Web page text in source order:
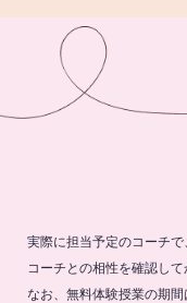
実際に担当予定のコーチで
コーチとの相性を確認し
なお、無料体験授業の期間